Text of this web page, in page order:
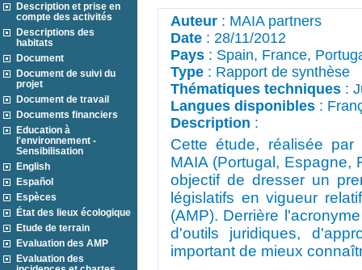
Description et prise en
compte des activités
Descriptions des
habitats
Document
Document de suivi du
projet
Document de travail
Documents financiers
Education à
l'environnement -
Sensibilisation
English
Español
Espèces
État des lieux écologique
Etude de terrain
Evaluation des AMP
Evaluation des
Auteur : MAIA partners
Date : 28/11/2012
Pays : Spain, France,
Type : Rapport de synthèse
Thématiques techniques :
Langues disponibles :
Description :
Cette étude, réalisée
MAIA (Portugal, Espagne,
objectif de dresser un
législatifs en vigueur
(AMP). Derrière
d'outils juridiques,
important de mieux